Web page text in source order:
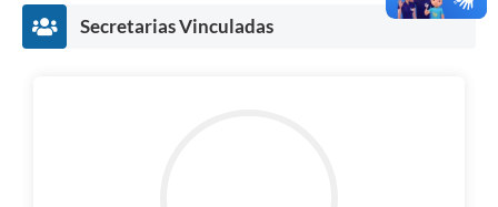
Secretarias Vinculadas